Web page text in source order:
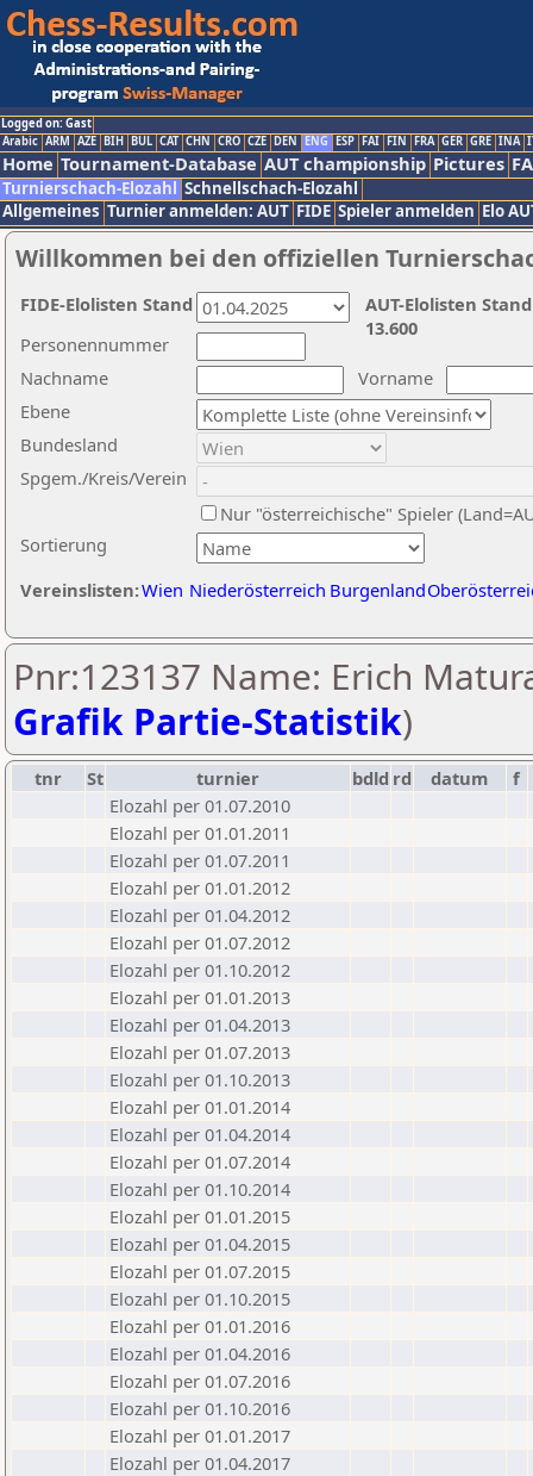
Logged on: Gast
Arabic ARM AZE BIH BUL CAT CHN CRO CZE DEN ENG ESP FAI FIN FRA GER GRE INA
Home Tournament-Database AUT championship Pictures
Turnierschach-Elozahl Schnellschach-Elozahl
Allgemeines Turnier anmelden: AUT FIDE Spieler anmelden Elo
Willkommen bei den offiziellen
Nachname
Vorname
Ebene
Sortierung
Personennummer
Bundesland
Spgem./Kreis/Verein
Nur "österreichische" Spieler
Vereinslisten:Wien Niederösterreich Burgenland
AUT-Elolisten
13.600
FIDE-Elolisten Stand
Pnr:123137 Name: Erich
Grafik Partie-Statistik)
tnr St turnier bdld rd datum
f
Elozahl per 01.07.2010
Elozahl per 01.01.2011
Elozahl per 01.07.2011
Elozahl per 01.01.2012
Elozahl per 01.04.2012
Elozahl per 01.07.2012
Elozahl per 01.10.2012
Elozahl per 01.01.2013
Elozahl per 01.04.2013
Elozahl per 01.07.2013
Elozahl per 01.10.2013
Elozahl per 01.01.2014
Elozahl per 01.04.2014
Elozahl per 01.07.2014
Elozahl per 01.10.2014
Elozahl per 01.01.2015
Elozahl per 01.04.2015
Elozahl per 01.07.2015
Elozahl per 01.10.2015
Elozahl per 01.01.2016
Elozahl per 01.04.2016
Elozahl per 01.07.2016
Elozahl per 01.10.2016
Elozahl per 01.01.2017
Elozahl per 01.04.2017